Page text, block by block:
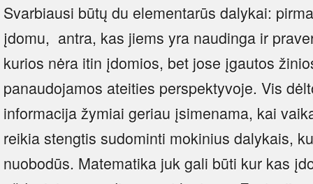
Svarbiausi būtų du elementarūs dalykai:
įdomu, antra, kas jiems yra naudinga ir
kurios nėra itin įdomios, bet jose įgautos
panaudojamos ateities perspektyvoje. Vis
informacija žymiai geriau įsimenama, kai
reikia stengtis sudominti mokinius dalykais,
nuobodūs. Matematika juk gali būti kur kas